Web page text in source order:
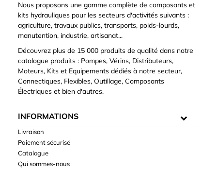
Nous proposons une gamme complète de composants et
kits hydrauliques pour les secteurs d'activités suivants :
agriculture, travaux publics, transports, poids-lourds,
manutention, industrie, artisanat...
Découvrez plus de 15 000 produits de qualité dans notre
catalogue produits : Pompes, Vérins, Distributeurs,
Moteurs, Kits et Equipements dédiés à notre secteur,
Connectiques, Flexibles, Outillage, Composants
Électriques et bien d'autres.
INFORMATIONS
Livraison
Paiement sécurisé
Catalogue
Qui sommes-nous